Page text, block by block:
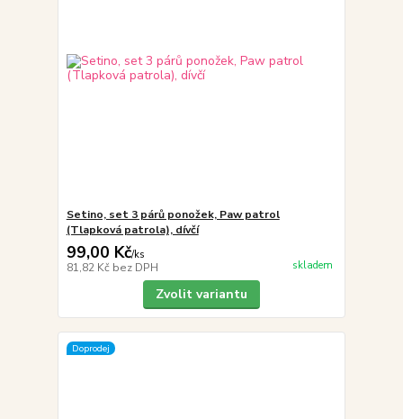
Setino, set 3 párů ponožek, Paw patrol
(Tlapková patrola), dívčí
99,00 Kč/ks
81,82 Kč bez DPH skladem
Zvolit variantu
Doprodej